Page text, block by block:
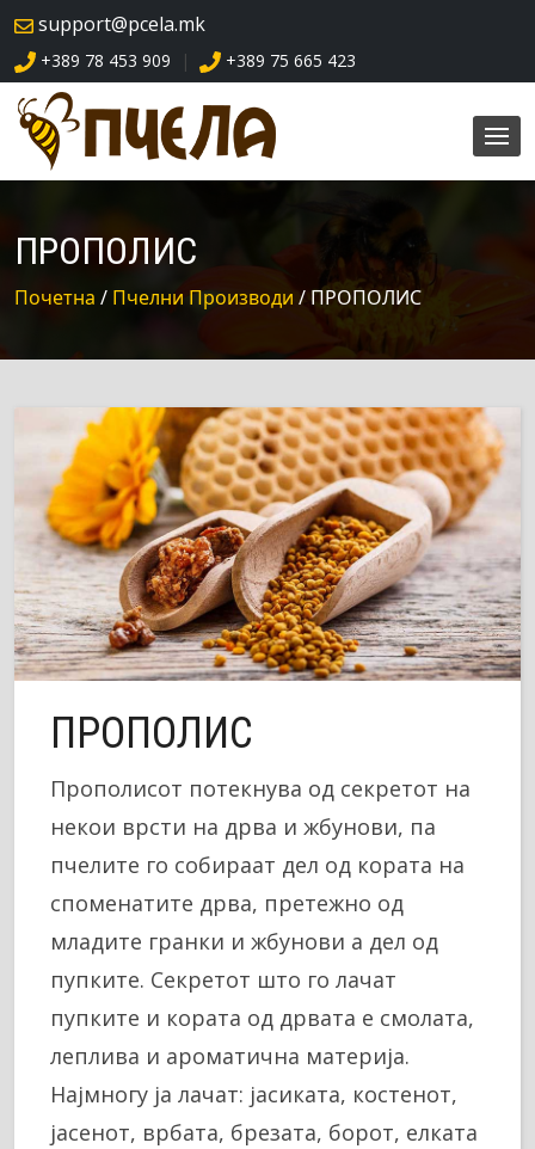
skip
navigation
support@pcela.mk
+389 78 453 909 | +389 75 665 423
ПРОПОЛИС
Почетна / Пчелни Производи / ПРОПОЛИС
ПРОПОЛИС
Прополисот потекнува од секретот на
некои врсти на дрва и жбунови, па
пчелите го собираат дел од кората на
споменатите дрва, претежно од
младите гранки и жбунови а дел од
пупките. Секретот што го лачат
пупките и кората од дрвата е смолата,
леплива и ароматична материја.
Најмногу ја лачат: јасиката, костенот,
јасенот, врбата, брезата, борот, елката